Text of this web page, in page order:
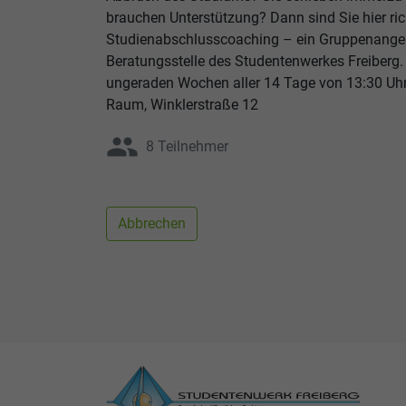
brauchen Unterstützung? Dann sind Sie hier
Studienabschlusscoaching – ein
Beratungsstelle des Studentenwerkes
ungeraden Wochen aller 14 Tage von 13:30
Raum, Winklerstraße 12
group 8 Teilnehmer
Abbrechen